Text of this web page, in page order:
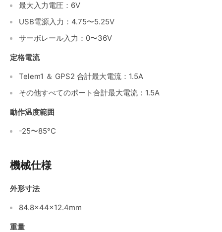
最大入力電圧：6V
USB電源入力：4.75〜5.25V
サーボレール入力：0〜36V
定格電流
Telem1 ＆ GPS2 合計最大電流：1.5A
その他すべてのポート合計最大電流：1.5A
動作温度範囲
-25〜85°C
機械仕様
外形寸法
84.8x44x12.4mm
重量